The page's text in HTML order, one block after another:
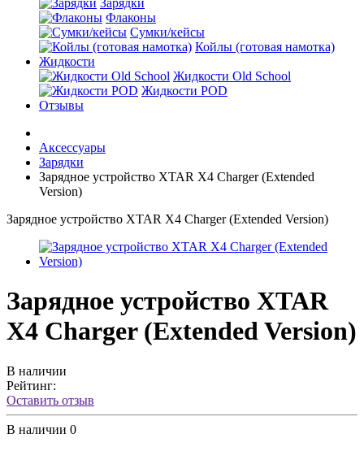
Зарядки
Флаконы
Сумки/кейсы
Койлы (готовая намотка)
Жидкости
Жидкости Old School
Жидкости POD
Отзывы
Аксессуары
Зарядки
Зарядное устройство XTAR X4 Charger (Extended
Version)
Зарядное устройство XTAR X4 Charger (Extended Version)
Зарядное устройство XTAR
X4 Charger (Extended Version)
В наличии
Рейтинг:
Оставить отзыв
В наличии 0